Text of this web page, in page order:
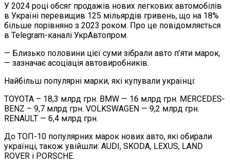
У 2024 році обсяг продажів нових легкових автомобілів
в Україні перевищив 125 мільярдів гривень, що на 18%
більше порівняно з 2023 роком. Про це повідомляється
в Telegram-каналі УкрАвтопром.
— Близько половини цієї суми зібрали авто п’яти марок,
— зазначає асоціація автовиробників.
Найбільш популярні марки, які купували українці:
TOYOTA – 18,3 млрд грн. BMW — 16 млрд грн. MERCEDES-
BENZ – 9,7 млрд грн. VOLKSWAGEN — 9,2 млрд грн.
RENAULT — 6,4 млрд грн.
До ТОП-10 популярних марок нових авто, які обирали
українці, також увійшли: AUDI, SKODA, LEXUS, LAND
ROVER і PORSCHE.